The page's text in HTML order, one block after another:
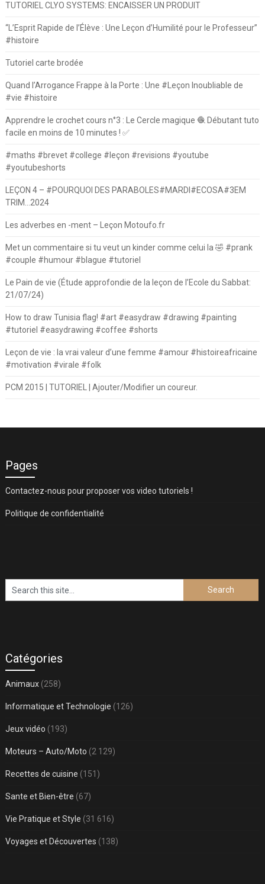
TUTORIEL CLYO SYSTEMS: ENCAISSER UN PRODUIT
“L’Esprit Rapide de l’Élève : Une Leçon d’Humilité pour le Professeur”
#histoire
Tutoriel carte brodée
Quand l’Arrogance Frappe à la Porte : Une #Leçon Inoubliable de
#vie #histoire
Apprendre le crochet cours n°3 : Le Cercle magique 🧶 Débutant tuto
facile en moins de 10 minutes ! ✅
#maths #brevet #college #leçon #revisions #youtube
#youtubeshorts
LEÇON 4 – #POURQUOI DES PARABOLES#MARDI#ECOSA#3EM
TRIM…2024
Les adverbes en -ment – Leçon Motoufo.fr
Met un commentaire si tu veut un kinder comme celui la 🤣 #prank
#couple #humour #blague #tutoriel
Le Pain de vie (Étude approfondie de la leçon de l’Ecole du Sabbat:
21/07/24)
How to draw Tunisia flag! #art #easydraw #drawing #painting
#tutoriel #easydrawing #coffee #shorts
Leçon de vie : la vrai valeur d’une femme #amour #histoireafricaine
#motivation #virale #folk
PCM 2015 | TUTORIEL | Ajouter/Modifier un coureur.
Pages
Contactez-nous pour proposer vos video tutoriels !
Politique de confidentialité
Catégories
Animaux(258)
Informatique et Technologie (126)
Jeux vidéo (193)
Moteurs – Auto/Moto (2 129)
Recettes de cuisine (151)
Sante et Bien-être (67)
Vie Pratique et Style (31 616)
Voyages et Découvertes (138)